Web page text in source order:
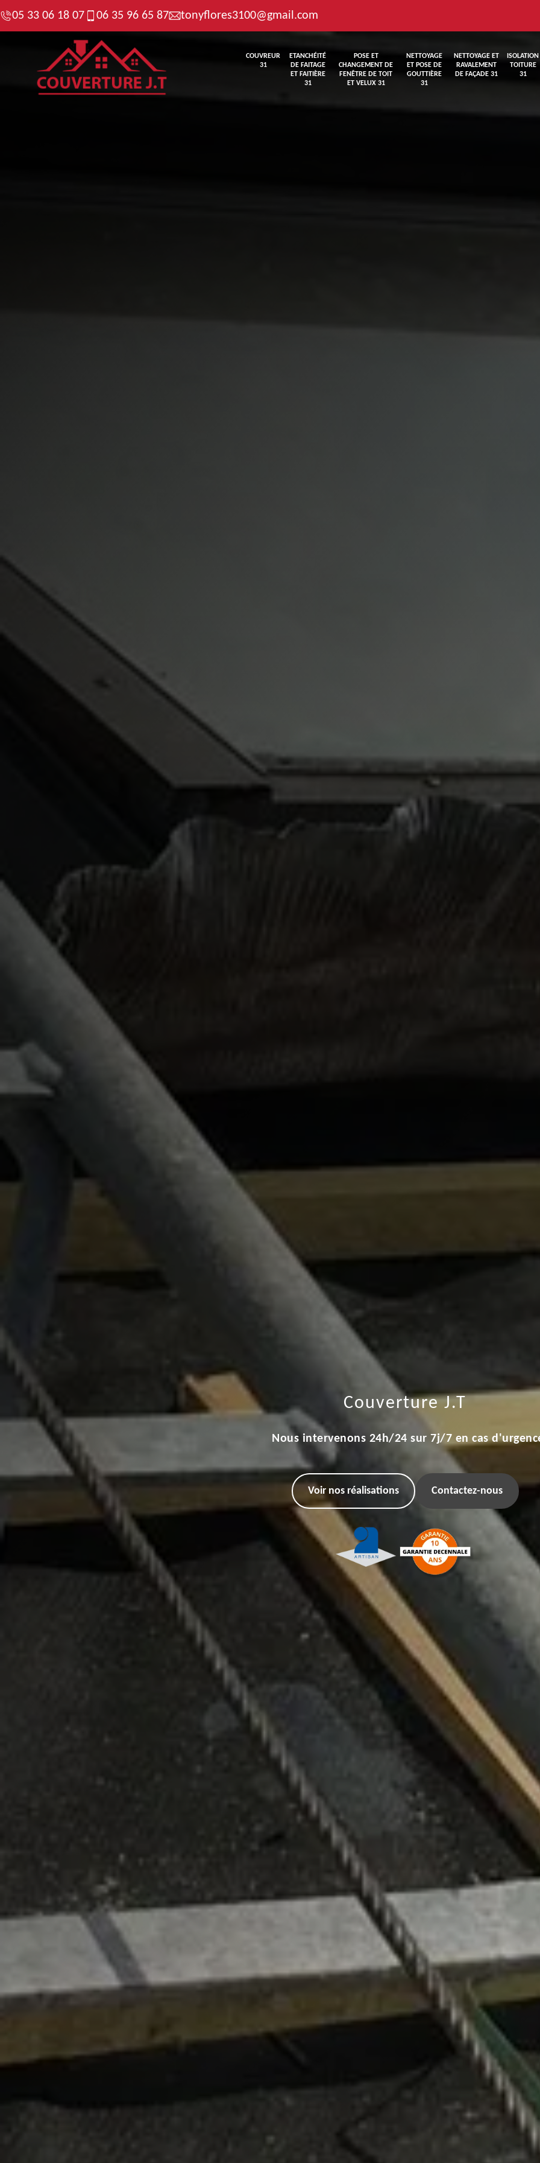
05 33 06 18 07 06 35 96 65 87 tonyflores3100@gmail.com
COUVREUR
31
ETANCHÉITÉ
DE FAITAGE
ET FAITIÈRE
31
POSE ET
CHANGEMENT DE
FENÊTRE DE TOIT
ET VELUX 31
NETTOYAGE
ET POSE DE
GOUTTIÈRE
31
NETTOYAGE ET
RAVALEMENT
DE FAÇADE 31
ISOLATION
TOITURE
31
Couverture J.T
Nous intervenons 24h/24 sur 7j/7 en cas
Voir nos réalisations Contactez-nous